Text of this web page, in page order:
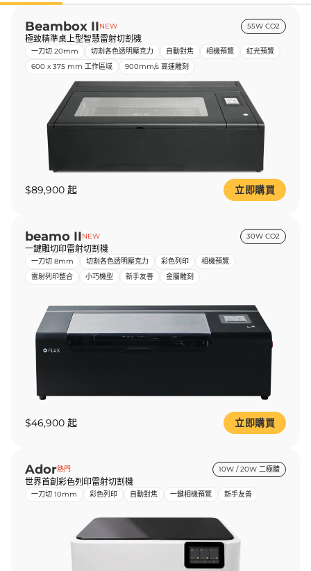
Beambox IINEW 55W CO2
極致精準桌上型智慧雷射切割機
一刀切 20mm 切割各色透明壓克力 自動對焦 相機預覽
紅光預覽
600 x 375 mm 工作區域
900mm/s 高速雕刻
$89,900 起 立即購買
beamo IINEW 30W CO2
一鍵雕切印雷射切割機
一刀切 8mm 切割各色透明壓克力 彩色列印
相機預覽
雷射列印整合
小巧機型 新手友善 金屬雕刻
$46,900 起 立即購買
Ador熱門 10W / 20W 二極體
世界首創彩色列印雷射切割機
一刀切 10mm 彩色列印 自動對焦 一鍵相機預覽 新手友善